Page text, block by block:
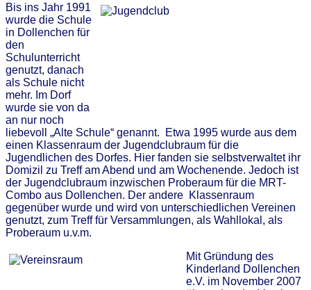
Bis ins Jahr 1991
wurde die Schule
in Dollenchen für
den
Schulunterricht
genutzt, danach
als Schule nicht
mehr. Im Dorf
wurde sie von da
an nur noch
liebevoll „Alte Schule“ genannt. Etwa 1995 wurde aus dem
einen Klassenraum der Jugendclubraum für die
Jugendlichen des Dorfes. Hier fanden sie selbstverwaltet ihr
Domizil zu Treff am Abend und am Wochenende. Jedoch ist
der Jugendclubraum inzwischen Proberaum für die MRT-
Combo aus Dollenchen. Der andere Klassenraum
gegenüber wurde und wird von unterschiedlichen Vereinen
genutzt, zum Treff für Versammlungen, als Wahllokal, als
Proberaum u.v.m.
Mit Gründung des
Kinderland Dollenchen
e.V. im November 2007